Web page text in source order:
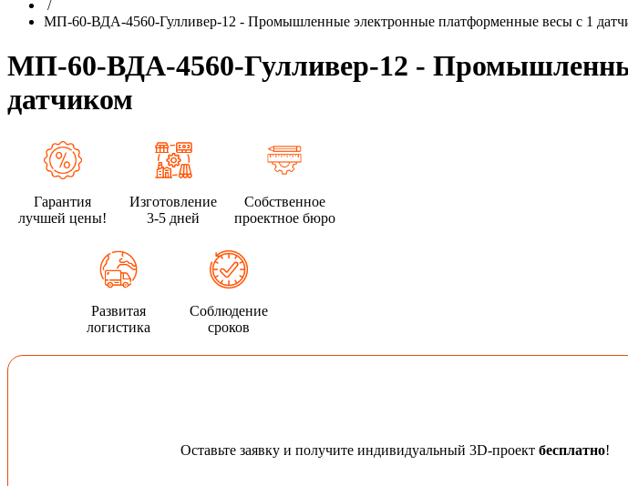
/
МП-60-ВДА-4560-Гулливер-12 - Промышленные электронные платформенные весы с 1
МП-60-ВДА-4560-Гулливер-12 -
датчиком
Гарантия
лучшей цены!
Изготовление
3-5 дней
Собственное
проектное бюро
Развитая
логистика
Соблюдение
сроков
Оставьте заявку и получите индивидуальный 3D-проект бесплатно!